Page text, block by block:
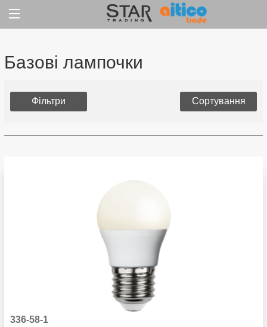
Jump
Базові лампочки
Фільтри Сортування
336-58-1